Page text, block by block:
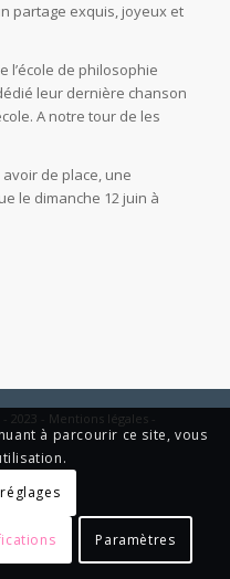
partage exquis, joyeux et
l’école de philosophie
leur dernière chanson
A notre tour de les
de place, une
le dimanche 12 juin à
- Mentions légales -
à parcourir ce site, vous
Paramètres